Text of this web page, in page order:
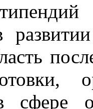
сфере